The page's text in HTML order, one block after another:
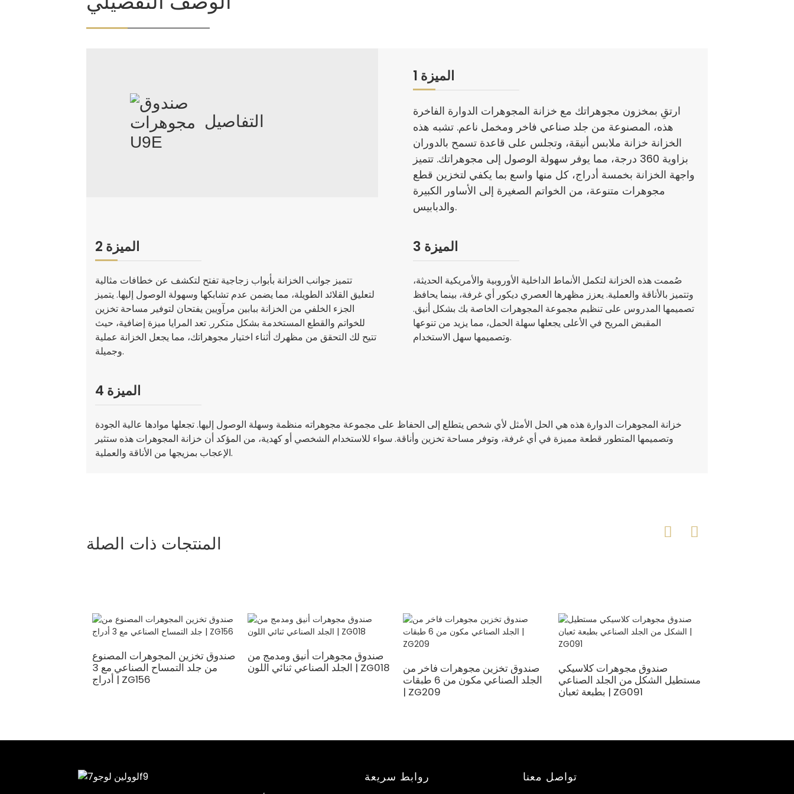
التفاصيل
الميزة 1
ارتقِ بمخزون مجوهراتك مع خزانة المجوهرات الدوارة الفاخرة
هذه، المصنوعة من جلد صناعي فاخر ومخمل ناعم. تشبه هذه
الخزانة خزانة ملابس أنيقة، وتجلس على قاعدة تسمح بالدوران
بزاوية 360 درجة، مما يوفر سهولة الوصول إلى مجوهراتك. تتميز
واجهة الخزانة بخمسة أدراج، كل منها واسع بما يكفي لتخزين قطع
مجوهرات متنوعة، من الخواتم الصغيرة إلى الأساور الكبيرة
والدبابيس.
الميزة 2
تتميز جوانب الخزانة بأبواب زجاجية تفتح لتكشف عن خطافات مثالية
لتعليق القلائد الطويلة، مما يضمن عدم تشابكها وسهولة الوصول إليها. يتميز
الجزء الخلفي من الخزانة ببابين مرآويين يفتحان لتوفير مساحة تخزين
للخواتم والقطع المستخدمة بشكل متكرر. تعد المرايا ميزة إضافية، حيث
تتيح لك التحقق من مظهرك أثناء اختيار مجوهراتك، مما يجعل الخزانة عملية
وجميلة.
الميزة 3
صُممت هذه الخزانة لتكمل الأنماط الداخلية الأوروبية والأمريكية الحديثة،
وتتميز بالأناقة والعملية. يعزز مظهرها العصري ديكور أي غرفة، بينما يحافظ
تصميمها المدروس على تنظيم مجموعة المجوهرات الخاصة بك بشكل أنيق.
المقبض المريح في الأعلى يجعلها سهلة الحمل، مما يزيد من تنوعها
وتصميمها سهل الاستخدام.
الميزة 4
خزانة المجوهرات الدوارة هذه هي الحل الأمثل لأي شخص يتطلع إلى الحفاظ على مجموعة مجوهراته منظمة وسهلة الوصول إليها. تجعلها موادها عالية الجودة
وتصميمها المتطور قطعة مميزة في أي غرفة، وتوفر مساحة تخزين وأناقة. سواء للاستخدام الشخصي أو كهدية، من المؤكد أن خزانة المجوهرات هذه ستثير
الإعجاب بمزيجها من الأناقة والعملية.
المنتجات ذات الصلة
صندوق تخزين المجوهرات المصنوع
من جلد التمساح الصناعي مع 3
أدراج | ZG156
صندوق مجوهرات أنيق ومدمج من
الجلد الصناعي ثنائي اللون | ZG018
صندوق تخزين مجوهرات فاخر من
الجلد الصناعي مكون من 6 طبقات
| ZG209
صندوق مجوهرات كلاسيكي
مستطيل الشكل من الجلد الصناعي
بطبعة ثعبان | ZG091
روابط سريعة تواصل معنا